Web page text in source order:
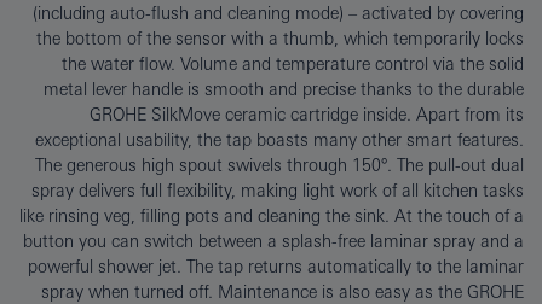
(including auto-flush and cleaning mode) – activated by covering
the bottom of the sensor with a thumb, which temporarily locks
the water flow. Volume and temperature control via the solid
metal lever handle is smooth and precise thanks to the durable
GROHE SilkMove ceramic cartridge inside. Apart from its
exceptional usability, the tap boasts many other smart features.
The generous high spout swivels through 150°. The pull-out dual
spray delivers full flexibility, making light work of all kitchen tasks
like rinsing veg, filling pots and cleaning the sink. At the touch of a
button you can switch between a splash-free laminar spray and a
powerful shower jet. The tap returns automatically to the laminar
spray when turned off. Maintenance is also easy as the GROHE